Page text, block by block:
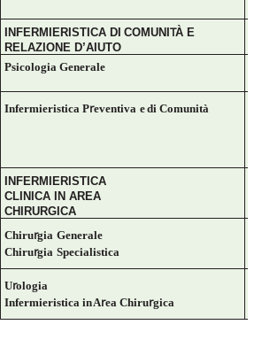
INFERMIERISTICA DI COMUNI TÀ E
RELAZIONE D’AIUTO
Psicologia Generale
Infermieristica Preventiva edi Comunità
INFERMIERISTICA
CLINICA IN AREA
CHIRURGICA
Chirurgia Generale
Chirurgia Specialistica
Urologia
Infermieristica inArea Chirurgica